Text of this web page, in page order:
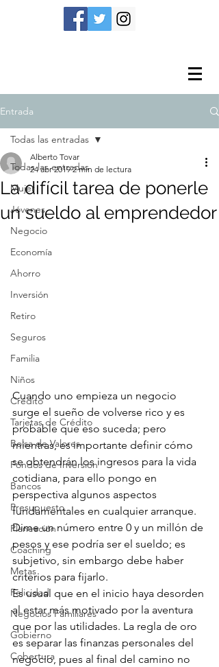
Entrada
Todas las entradas
Mujer
Jóvenes
Negocio
Economía
Ahorro
Inversión
Retiro
Seguros
Familia
Niños
Crédito
Tarjetas de Crédito
Bolsa de Valores
Fondos de Inversión
Bancos
Presupuesto
Planeación
Coaching
Metas
Felicidad
Negocios Familiares
Gobierno
Cobertura
Todas las entradas
La difícil tarea de ponerle
un sueldo al emprendedor
Alberto Tovar
24 abr 2019 2 min de lectura
Cuando uno empieza un negocio
surge el sueño de volverse rico y es
probable que eso suceda; pero
mientras, es importante definir cómo
se obtendrán los ingresos para la vida
cotidiana, para ello pongo en
perspectiva algunos aspectos
fundamentales en cualquier arranque.
Dime un número entre 0 y un millón de
pesos y ese podría ser el sueldo; es
subjetivo, sin embargo debe haber
criterios para fijarlo.
Es usual que en el inicio haya desorden
al estar más motivado por la aventura
que por las utilidades. La regla de oro
es separar las finanzas personales del
negocio, pues al final del camino no